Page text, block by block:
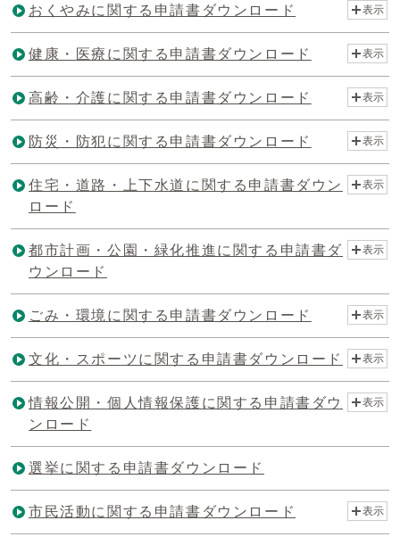
おくやみに関する申請書ダウンロード 表示
健康・医療に関する申請書ダウンロード 表示
高齢・介護に関する申請書ダウンロード 表示
防災・防犯に関する申請書ダウンロード 表示
住宅・道路・上下水道に関する申請書ダウン
ロード
表示
都市計画・公園・緑化推進に関する申請書ダ
ウンロード
表示
ごみ・環境に関する申請書ダウンロード 表示
文化・スポーツに関する申請書ダウンロード 表示
情報公開・個人情報保護に関する申請書ダウ
ンロード
表示
選挙に関する申請書ダウンロード
市民活動に関する申請書ダウンロード 表示